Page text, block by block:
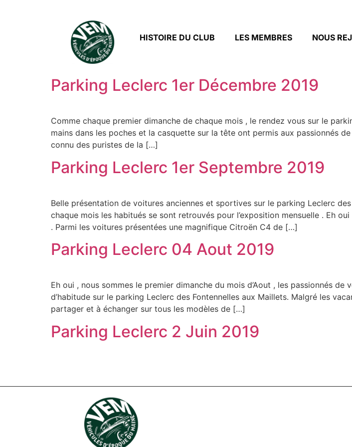
HISTOIRE DU CLUB LES MEMBRES NOUS
Parking Leclerc 1er Décembre 2019
Comme chaque premier dimanche de chaque mois , le rendez vous sur le
mains dans les poches et la casquette sur la tête ont permis aux passionnés
connu des puristes de la […]
Parking Leclerc 1er Septembre 2019
Belle présentation de voitures anciennes et sportives sur le parking Leclerc
chaque mois les habitués se sont retrouvés pour l’exposition mensuelle . Eh
. Parmi les voitures présentées une magnifique Citroën C4 de […]
Parking Leclerc 04 Aout 2019
Eh oui , nous sommes le premier dimanche du mois d’Aout , les passionnés
d’habitude sur le parking Leclerc des Fontennelles aux Maillets. Malgré les
partager et à échanger sur tous les modèles de […]
Parking Leclerc 2 Juin 2019